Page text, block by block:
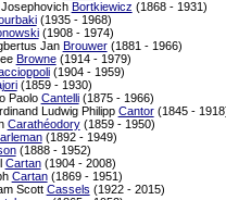
Bortkiewicz (1868 - 1931)
(1935 - 1968)
(1908 - 1974)
Jan Brouwer(1881 - 1966)
Browne(1914 - 1979)
(1904 - 1959)
(1859 - 1930)
Paolo Cantelli(1875 - 1966)
Ludwig Philipp Cantor(1845 -
Carathéodory(1859 - 1950)
(1892 - 1949)
(1888 - 1952)
Cartan(1904 - 2008)
Cartan(1869 - 1951)
Scott Cassels (1922 - 2015)